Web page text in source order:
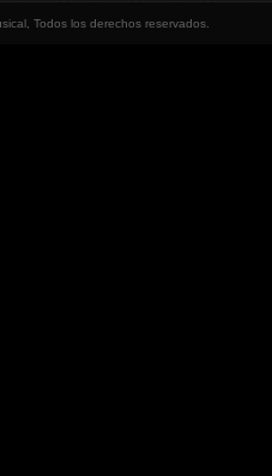
Todos los derechos reservados.